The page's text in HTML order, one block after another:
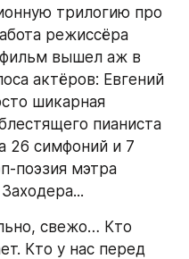
трилогию про
режиссёра
вышел аж в
актёров: Евгений
шикарная
пианиста
26 симфоний и 7
поэзия мэтра
свежо… Кто
Кто у нас перед